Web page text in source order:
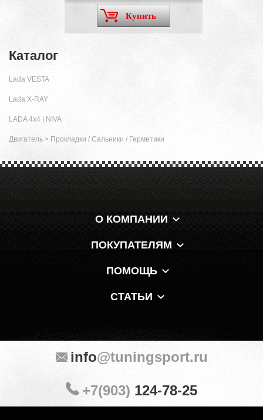
Купить
Каталог
Lada VESTA
Lada X-RAY
LADA 4x4 | NIVA
Двигатель > Прокладки / Сальники / Герметики
О КОМПАНИИ
ПОКУПАТЕЛЯМ
ПОМОЩЬ
СТАТЬИ
info@tuningsport.ru
+7(903) 124-78-25